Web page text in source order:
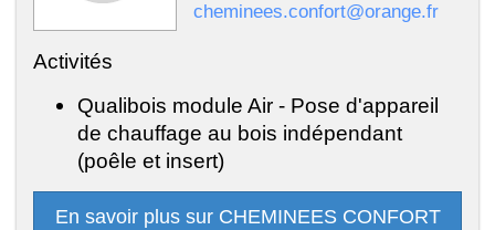
cheminees.confort@orange.fr
Activités
Qualibois module Air - Pose d'appareil
de chauffage au bois indépendant
(poêle et insert)
En savoir plus sur CHEMINEES CONFORT